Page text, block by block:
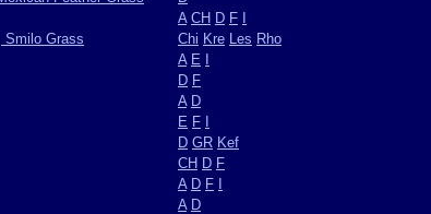
A CH D F
Smilo Grass Chi Kre Les Rho
A E
D F
A D
E F
D GR Kef
CH D F
A D F
A D